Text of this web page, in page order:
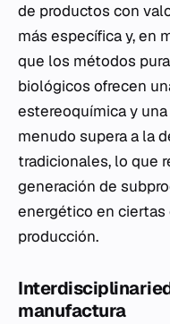
de productos con
más específica y, en
que los métodos
biológicos ofrecen
estereoquímica y
menudo supera a la
tradicionales, lo que
generación de
energético en ciertas
producción.
manufactura